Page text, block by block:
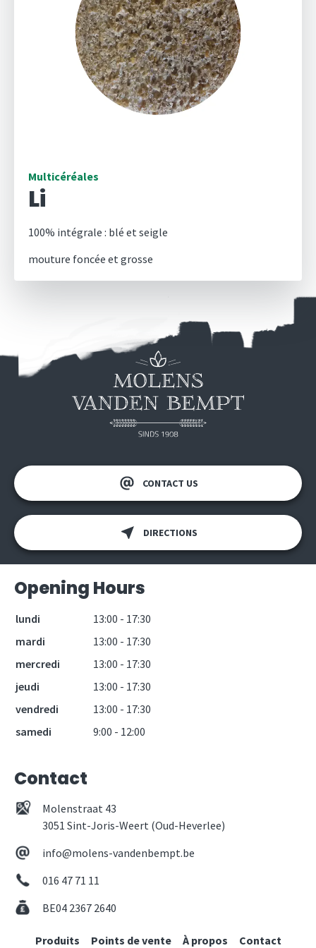
Multicéréales
Li
100% intégrale : blé et seigle
mouture foncée et grosse
CONTACT US
DIRECTIONS
Opening Hours
lundi
13:00 - 17:30
mardi
13:00 - 17:30
mercredi
13:00 - 17:30
jeudi
13:00 - 17:30
vendredi
13:00 - 17:30
samedi
9:00 - 12:00
Contact
Molenstraat 43
3051 Sint-Joris-Weert (Oud-Heverlee)
info@molens-vandenbempt.be
016 47 71 11
BE04 2367 2640
Produits Points de vente À propos Contact